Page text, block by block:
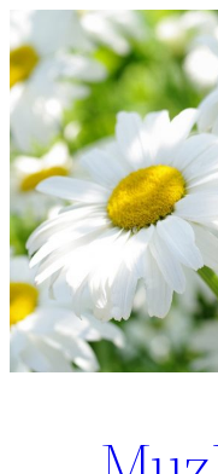
Перейти
к
содержимому